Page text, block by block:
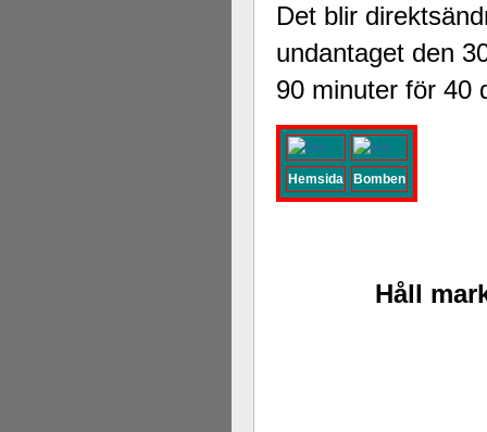
Det blir
undantaget den
90 minuter för 40
Hemsida Bomben
Håll